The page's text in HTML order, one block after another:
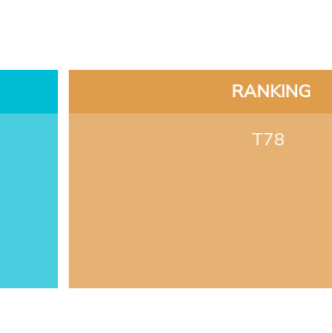
RANKING
T78